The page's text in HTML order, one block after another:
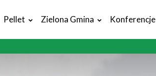
Pellet Zielona Gmina Konferencje